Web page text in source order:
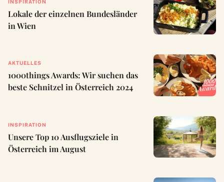
INSPIRATION
Lokale der einzelnen Bundesländer
in Wien
AKTUELLES
1000things Awards: Wir suchen das
beste Schnitzel in Österreich 2024
INSPIRATION
Unsere Top 10 Ausflugsziele in
Österreich im August